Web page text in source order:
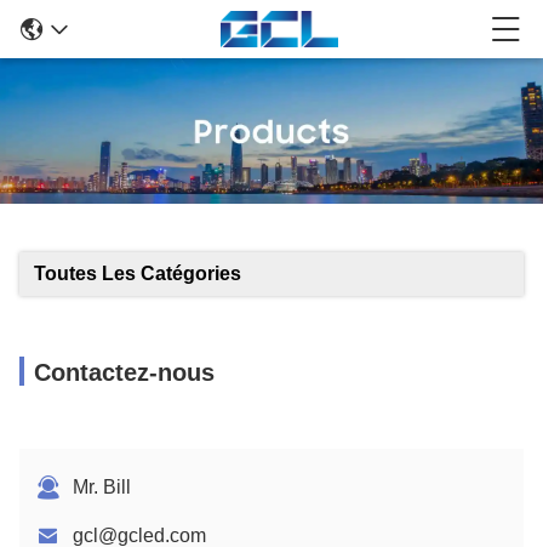
Toutes Les Catégories
Contactez-nous
Mr. Bill
gcl@gcled.com